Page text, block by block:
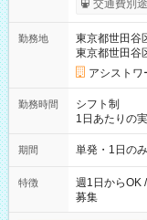
交通費別
勤務地
東京都世田谷
東京都世田谷
アシストワ
勤務時間
シフト制
1日あたりの
勤務 勤務：月・水
可能です！ ※1日あたりの最大実働時間は日勤、夜勤共に勤務し
期間 単発・1日の
特徴
週1日からOK
募集